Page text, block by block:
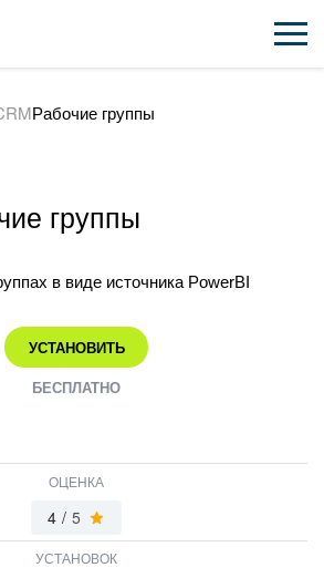
БЕСПЛАТНО
ВХОД
ВХОД
Рабочие группы
группы
в виде источника PowerBI
УСТАНОВИТЬ
БЕСПЛАТНО
ОЦЕНКА
4 / 5
УСТАНОВОК